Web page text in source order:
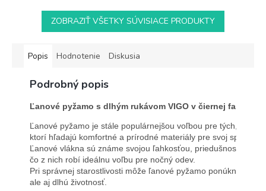
ZOBRAZIŤ VŠETKY SÚVISIACE PRODUKTY
Popis Hodnotenie Diskusia
Podrobný popis
Ľanové pyžamo s dlhým rukávom VIGO v čiernej farbe
Ľanové pyžamo je stále populárnejšou voľbou pre tých,
ktorí hľadajú komfortné a prírodné materiály pre svoj spánok.
Ľanové vlákna sú známe svojou ľahkosťou, priedušnosťou a
čo z nich robí ideálnu voľbu pre nočný odev.
Pri správnej starostlivosti môže ľanové pyžamo ponúknuť
ale aj dlhú životnosť.